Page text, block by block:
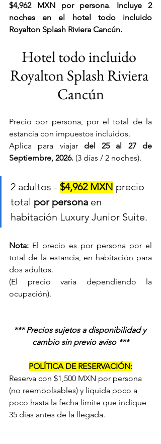
$4,962 MXN
por persona. Incluye 2
noches en el hotel todo incluido
Royalton Splash Riviera Cancún.
Hotel todo incluido
Royalton Splash Riviera
Cancún
Precio por persona, por el total de la
estancia con impuestos incluidos.
Aplica para viajar del 25 al 27 de
Septiembre, 2026. (3 días / 2 noches).
2 adultos - $4,962 MXN precio
total por persona en
habitación Luxury Junior Suite.
Nota: El precio es por persona por el
total de la estancia, en habitación para
dos adultos.
(El precio varía dependiendo la
ocupación).
*** Precios sujetos a disponibilidad y
cambio sin previo aviso ***
POLÍTICA DE RESERVACIÓN:
Reserva con $1,500 MXN por persona
(no reembolsables) y liquida poco a
poco hasta la fecha límite que indique
35 días antes de la llegada.